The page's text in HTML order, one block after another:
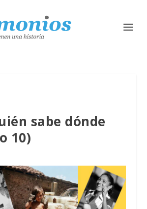
sabe dónde
10)